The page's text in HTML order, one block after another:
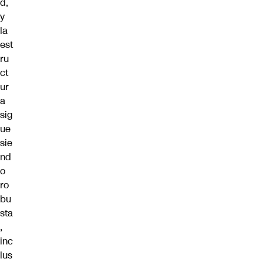
y
la
est
ru
ct
ur
a
sig
ue
sie
nd
o
ro
bu
sta
,
inc
lus